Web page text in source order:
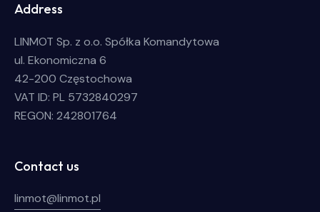
Address
LINMOT Sp. z o.o. Spółka Komandytowa
ul. Ekonomiczna 6
42-200 Częstochowa
VAT ID: PL 5732840297
REGON: 242801764
Contact us
linmot@linmot.pl